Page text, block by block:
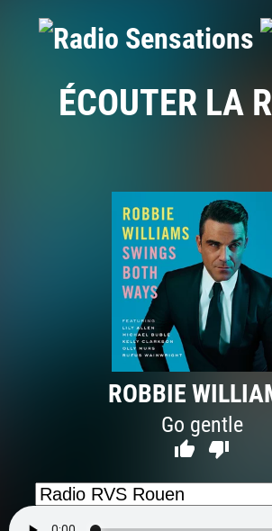
ÉCOUTER LA
ROBBIE
Go gentle
 